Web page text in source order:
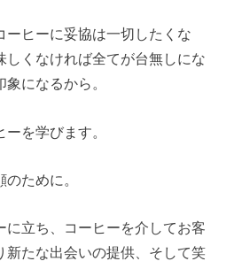
ーヒーに妥協は一切したくな
しくなければ全てが台無しにな
になるから。
を学びます。
ために。
に立ち、コーヒーを介してお客
新たな出会いの提供、そして笑